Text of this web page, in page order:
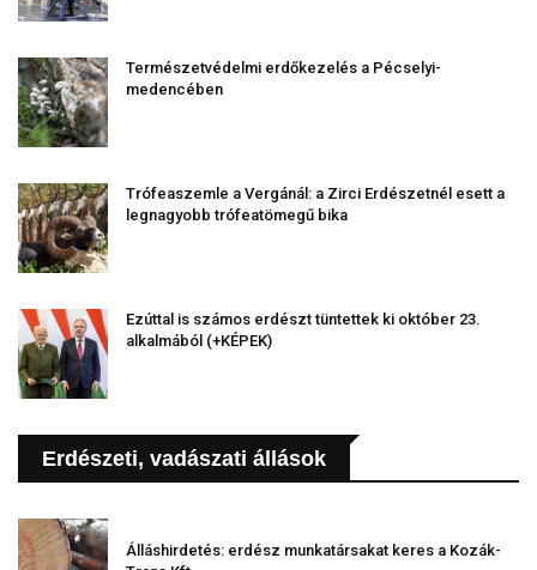
Természetvédelmi erdőkezelés a Pécselyi-
medencében
Trófeaszemle a Vergánál: a Zirci Erdészetnél esett a
legnagyobb trófeatömegű bika
Ezúttal is számos erdészt tüntettek ki október 23.
alkalmából (+KÉPEK)
Erdészeti, vadászati állások
Álláshirdetés: erdész munkatársakat keres a Kozák-